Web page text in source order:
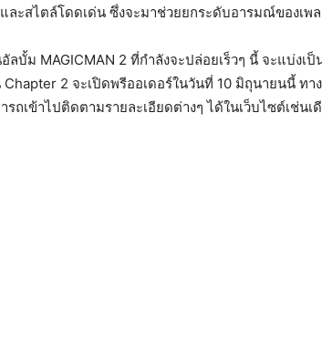
ละสไตล์โดดเด่น ซึ่งจะมาช่วยยกระดับอารมณ์ของเพ
ลบั้ม MAGICMAN 2 ที่กำลังจะปล่อยเร็วๆ นี้ จะแบ่งเ
Chapter 2 จะเปิดพรีออเดอร์ในวันที่ 10 มิถุนายนนี้ ท
รถเข้าไปติดตามรายละเอียดต่างๆ ได้ในเว็บไซต์เช่นเ